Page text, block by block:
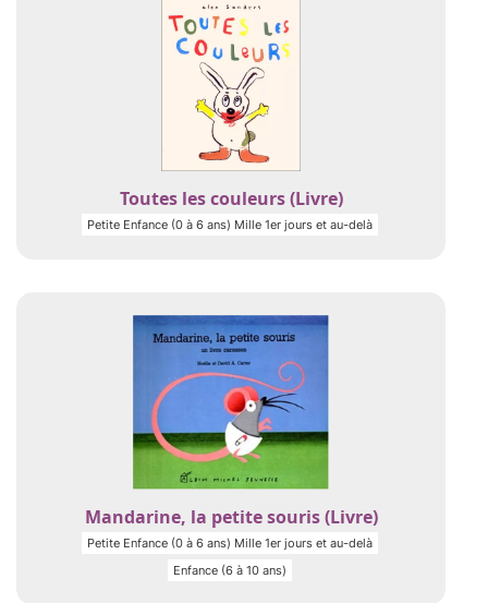
Toutes les couleurs (Livre)
Petite Enfance (0 à 6 ans) Mille 1er jours et au-delà
Mandarine, la petite souris (Livre)
Petite Enfance (0 à 6 ans) Mille 1er jours et au-delà
Enfance (6 à 10 ans)